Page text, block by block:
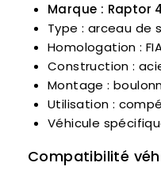
Marque : Raptor
Type : arceau de
Homologation :
Construction :
Montage :
Utilisation :
Véhicule
Compatibilité